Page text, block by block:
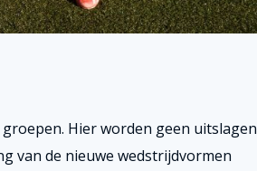
Hier worden geen uitslagen
van de nieuwe wedstrijdvormen